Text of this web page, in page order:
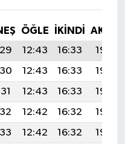
ÖĞLE İKINDI
12:43 16:33
19:46
12:43 16:33
19:45
12:43 16:33
19:44
12:42 16:32
19:43
12:42 16:32
19:42